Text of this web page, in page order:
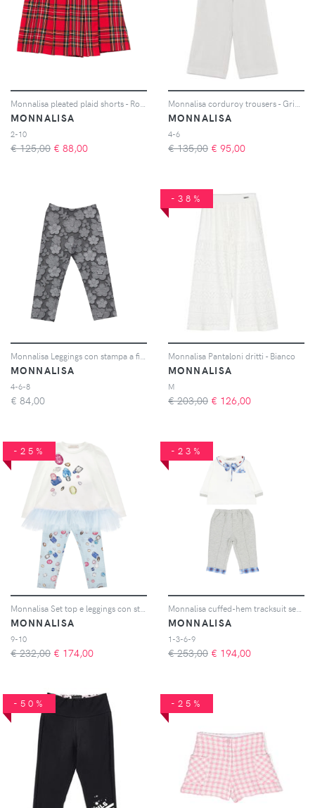
MONNALISA
2-10
€ 125,00 € 88,00
MONNALISA
4-6
€ 135,00 € 95,00
MONNALISA
4-6-8
€ 84,00
-38%
Monnalisa Pantaloni dritti - Bianco
MONNALISA
M
€ 203,00 € 126,00
-25%
MONNALISA
9-10
€ 232,00 € 174,00
-23%
MONNALISA
1-3-6-9
€ 253,00 € 194,00
-50% -25%